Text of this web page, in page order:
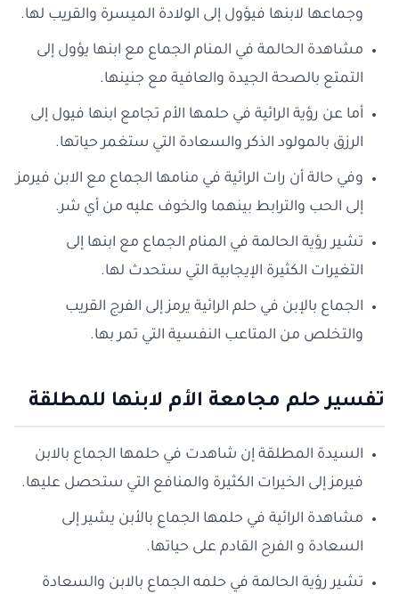
وجماعها لابنها فيؤول إلى الولادة الميسرة والقريب لها.
مشاهدة الحالمة في المنام الجماع مع ابنها يؤول إلى
التمتع بالصحة الجيدة والعافية مع جنينها.
أما عن رؤية الرائية في حلمها الأم تجامع ابنها فيول إلى
الرزق بالمولود الذكر والسعادة التي ستغمر حياتها.
وفي حالة أن رات الرائية في منامها الجماع مع الابن فيرمز
إلى الحب والترابط بينهما والخوف عليه من أي شر.
تشير رؤية الحالمة في المنام الجماع مع ابنها إلى
التغيرات الكثيرة الإيجابية التي ستحدث لها.
الجماع بالإبن في حلم الرائية يرمز إلى الفرج القريب
والتخلص من المتاعب النفسية التي تمر بها.
تفسير حلم مجامعة الأم لابنها للمطلقة
السيدة المطلقة إن شاهدت في حلمها الجماع بالابن
فيرمز إلى الخيرات الكثيرة والمنافع التي ستحصل عليها.
مشاهدة الرائية في حلمها الجماع بالأبن يشير إلى
السعادة و الفرح القادم على حياتها.
تشير رؤية الحالمة في حلمه الجماع بالابن والسعادة